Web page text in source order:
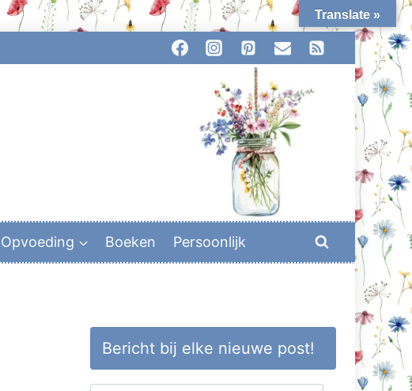
Opvoeding Boeken Persoonlijk
Bericht bij elke nieuwe post!
Translate »